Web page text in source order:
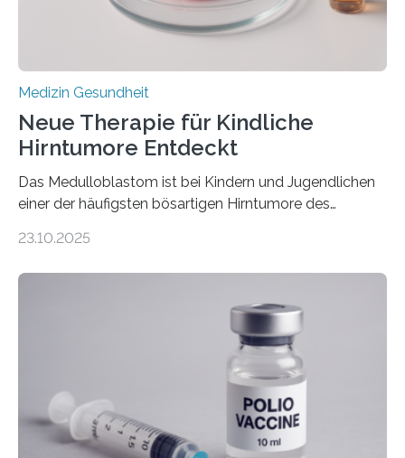
stark kontrahiert…
Medizin Gesundheit
Neue Therapie für Kindliche
Hirntumore Entdeckt
Das Medulloblastom ist bei Kindern und Jugendlichen
einer der häufigsten bösartigen Hirntumore des
Betroffenen können mit heutigen Methoden geheilt
Dringend benötigt werden zielgerichtete Therapien, die
nur Tumorschwachstellen angreifen und normales
Gewebe verschonen. Forschende um Daniel Merk vom
Hertie-Institut für klinische Hirnforschung am
Universitätsklinikum Tübingen haben eine solche
Schwachstelle im Erbgut einer Untergruppe des
Medulloblastoms gefunden. Die Wilhelm Sander-
23.10.2025